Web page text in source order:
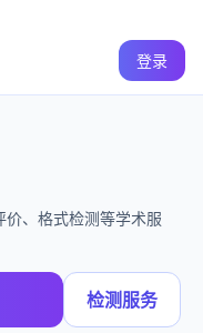
登录
、格式检测等学术服
检测服务